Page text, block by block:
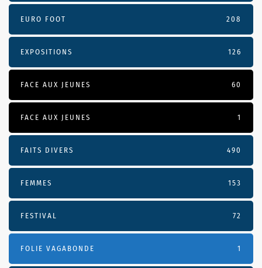
EURO FOOT 208
EXPOSITIONS 126
FACE AUX JEUNES 60
FACE AUX JEUNES 1
FAITS DIVERS 490
FEMMES 153
FESTIVAL 72
FOLIE VAGABONDE 1